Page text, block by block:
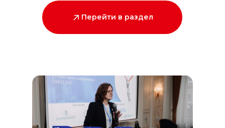
Перейти в раздел